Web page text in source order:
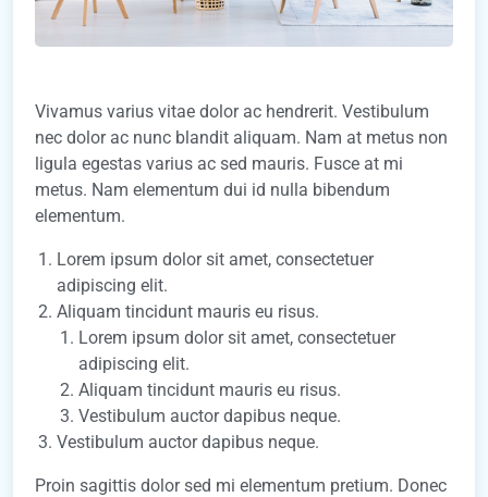
Vivamus varius vitae dolor ac hendrerit. Vestibulum
nec dolor ac nunc blandit aliquam. Nam at metus non
ligula egestas varius ac sed mauris. Fusce at mi
metus. Nam elementum dui id nulla bibendum
elementum.
Lorem ipsum dolor sit amet, consectetuer
adipiscing elit.
Aliquam tincidunt mauris eu risus.
Lorem ipsum dolor sit amet, consectetuer
adipiscing elit.
Aliquam tincidunt mauris eu risus.
Vestibulum auctor dapibus neque.
Vestibulum auctor dapibus neque.
Proin sagittis dolor sed mi elementum pretium. Donec